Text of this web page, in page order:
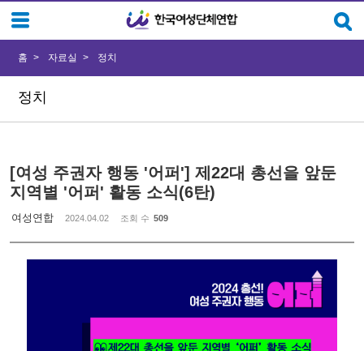
정치
홈 자료실 정치
[여성 주권자 행동 '어퍼'] 제22대 총선을 앞둔
지역별 '어퍼' 활동 소식(6탄)
여성연합 2024.04.02 조회 수 509